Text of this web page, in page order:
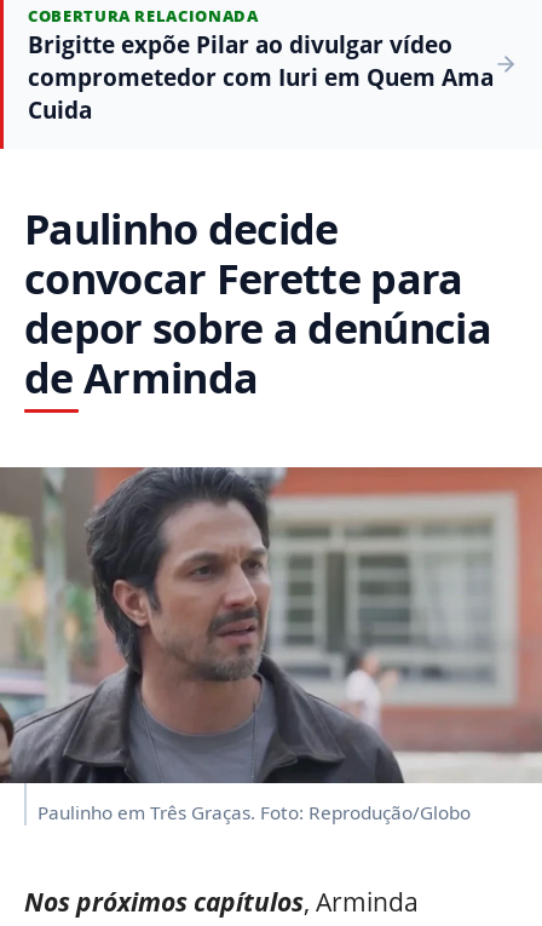
COBERTURA RELACIONADA
Brigitte expõe Pilar ao divulgar vídeo
comprometedor com Iuri em Quem Ama
Cuida
Paulinho decide
convocar Ferette para
depor sobre a denúncia
de Arminda
Paulinho em Três Graças. Foto: Reprodução/Globo
Nos próximos capítulos, Arminda